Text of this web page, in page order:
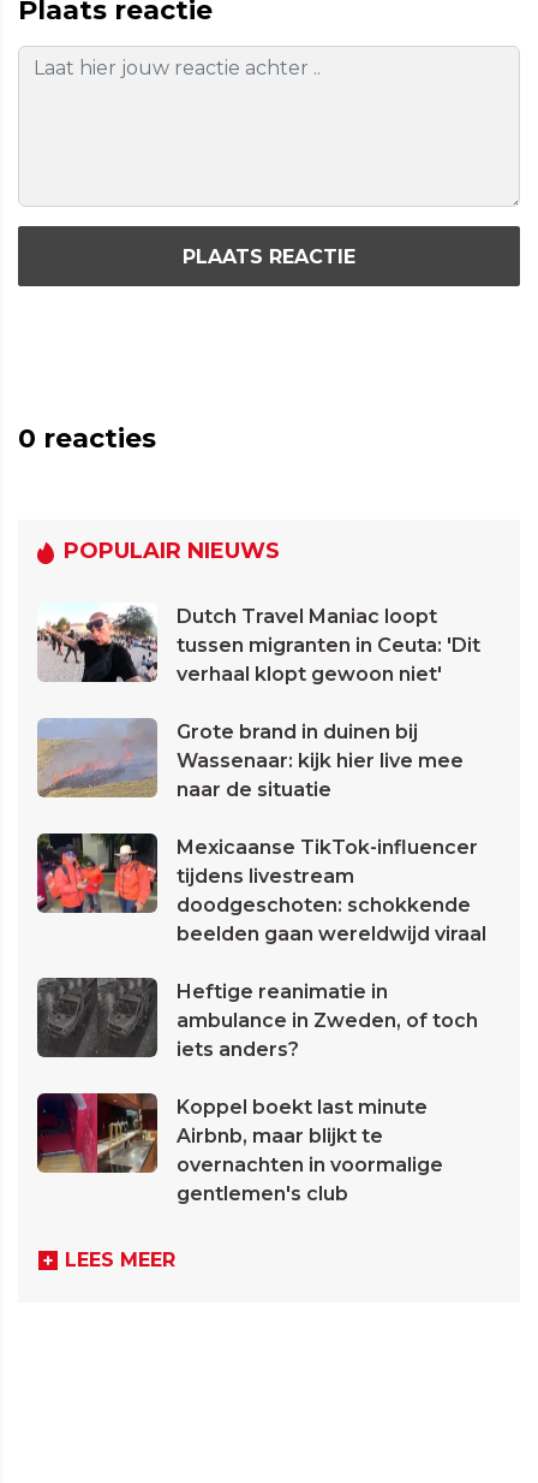
Plaats reactie
PLAATS REACTIE
0 reacties
POPULAIR NIEUWS
Dutch Travel Maniac loopt
tussen migranten in Ceuta: 'Dit
verhaal klopt gewoon niet'
Grote brand in duinen bij
Wassenaar: kijk hier live mee
naar de situatie
Mexicaanse TikTok-influencer
tijdens livestream
doodgeschoten: schokkende
beelden gaan wereldwijd viraal
Heftige reanimatie in
ambulance in Zweden, of toch
iets anders?
Koppel boekt last minute
Airbnb, maar blijkt te
overnachten in voormalige
gentlemen's club
LEES MEER